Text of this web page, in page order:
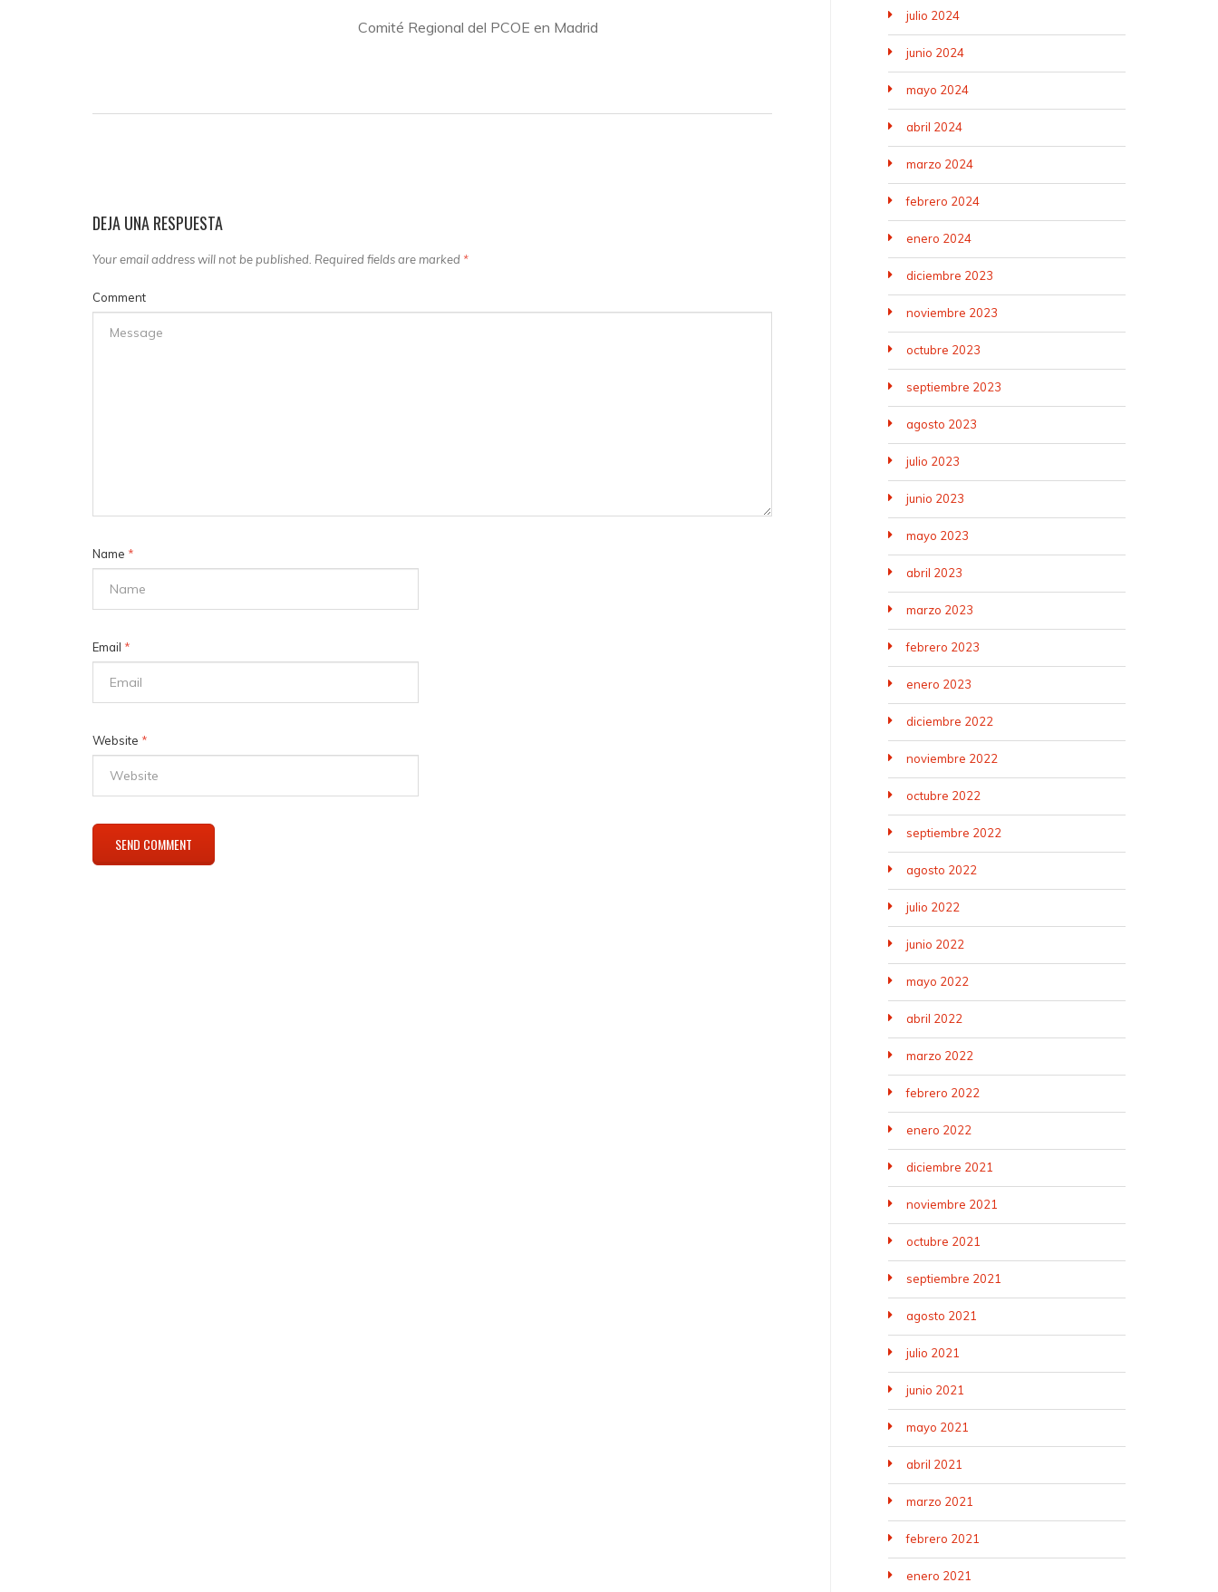
Comité Regional del PCOE en Madrid
DEJA UNA RESPUESTA
Your email address will not be published. Required fields are marked *
Comment
Name *
Email *
Website *
julio 2024
junio 2024
mayo 2024
abril 2024
marzo 2024
febrero 2024
enero 2024
diciembre 2023
noviembre 2023
octubre 2023
septiembre 2023
agosto 2023
julio 2023
junio 2023
mayo 2023
abril 2023
marzo 2023
febrero 2023
enero 2023
diciembre 2022
noviembre 2022
octubre 2022
septiembre 2022
agosto 2022
julio 2022
junio 2022
mayo 2022
abril 2022
marzo 2022
febrero 2022
enero 2022
diciembre 2021
noviembre 2021
octubre 2021
septiembre 2021
agosto 2021
julio 2021
junio 2021
mayo 2021
abril 2021
marzo 2021
febrero 2021
enero 2021